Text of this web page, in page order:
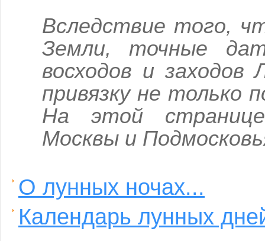
Вследствие того,
Земли, точные
восходов и
привязку не только
На этой
Москвы и
О лунных ночах...
Календарь лунных